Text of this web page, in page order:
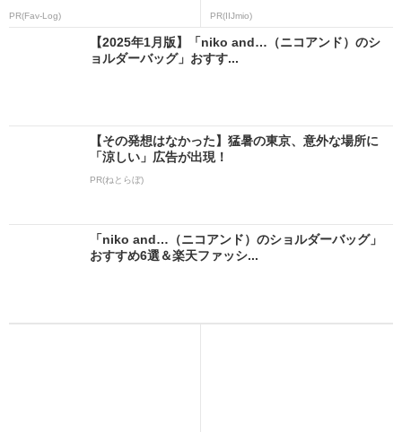
PR(Fav-Log) PR(IIJmio)
【2025年1月版】「niko and…（ニコアンド）のシ
ョルダーバッグ」おすす...
【その発想はなかった】猛暑の東京、意外な場所に
「涼しい」広告が出現！
PR(ねとらぼ)
「niko and…（ニコアンド）のショルダーバッグ」
おすすめ6選＆楽天ファッシ...